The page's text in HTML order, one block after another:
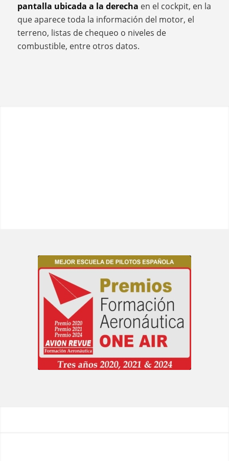
pantalla ubicada a la derecha en el cockpit, en la
que aparece toda la información del motor, el
terreno, listas de chequeo o niveles de
combustible, entre otros datos.